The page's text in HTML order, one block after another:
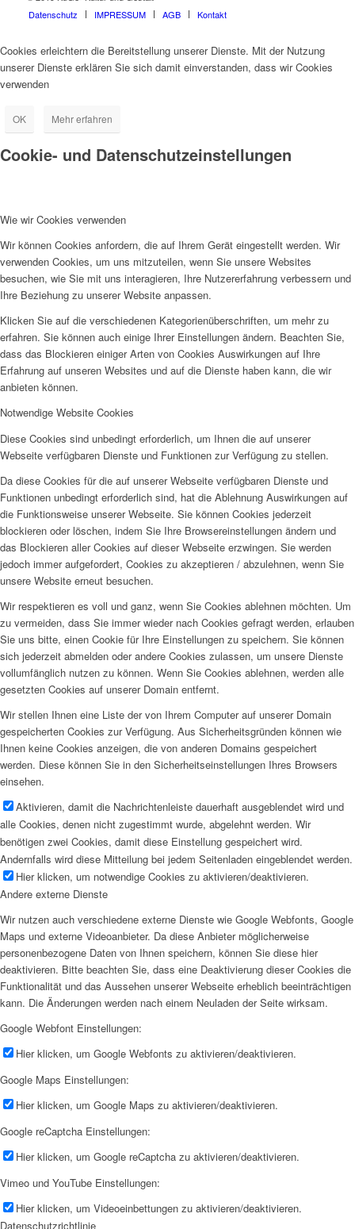
Datenschutz
IMPRESSUM AGB Kontakt
Cookies erleichtern die Bereitstellung unserer Dienste. Mit der Nutzung
unserer Dienste erklären Sie sich damit einverstanden, dass wir Cookies
verwenden
OK Mehr erfahren
Cookie- und Datenschutzeinstellungen
Wie wir Cookies verwenden
Wir können Cookies anfordern, die auf Ihrem Gerät eingestellt werden. Wir
verwenden Cookies, um uns mitzuteilen, wenn Sie unsere Websites
besuchen, wie Sie mit uns interagieren, Ihre Nutzererfahrung verbessern und
Ihre Beziehung zu unserer Website anpassen.
Klicken Sie auf die verschiedenen Kategorienüberschriften, um mehr zu
erfahren. Sie können auch einige Ihrer Einstellungen ändern. Beachten Sie,
dass das Blockieren einiger Arten von Cookies Auswirkungen auf Ihre
Erfahrung auf unseren Websites und auf die Dienste haben kann, die wir
anbieten können.
Notwendige Website Cookies
Diese Cookies sind unbedingt erforderlich, um Ihnen die auf unserer
Webseite verfügbaren Dienste und Funktionen zur Verfügung zu stellen.
Da diese Cookies für die auf unserer Webseite verfügbaren Dienste und
Funktionen unbedingt erforderlich sind, hat die Ablehnung Auswirkungen auf
die Funktionsweise unserer Webseite. Sie können Cookies jederzeit
blockieren oder löschen, indem Sie Ihre Browsereinstellungen ändern und
das Blockieren aller Cookies auf dieser Webseite erzwingen. Sie werden
jedoch immer aufgefordert, Cookies zu akzeptieren / abzulehnen, wenn Sie
unsere Website erneut besuchen.
Wir respektieren es voll und ganz, wenn Sie Cookies ablehnen möchten. Um
zu vermeiden, dass Sie immer wieder nach Cookies gefragt werden, erlauben
Sie uns bitte, einen Cookie für Ihre Einstellungen zu speichern. Sie können
sich jederzeit abmelden oder andere Cookies zulassen, um unsere Dienste
vollumfänglich nutzen zu können. Wenn Sie Cookies ablehnen, werden alle
gesetzten Cookies auf unserer Domain entfernt.
Wir stellen Ihnen eine Liste der von Ihrem Computer auf unserer Domain
gespeicherten Cookies zur Verfügung. Aus Sicherheitsgründen können wie
Ihnen keine Cookies anzeigen, die von anderen Domains gespeichert
werden. Diese können Sie in den Sicherheitseinstellungen Ihres Browsers
einsehen.
Aktivieren, damit die Nachrichtenleiste dauerhaft ausgeblendet wird und
alle Cookies, denen nicht zugestimmt wurde, abgelehnt werden. Wir
benötigen zwei Cookies, damit diese Einstellung gespeichert wird.
Andernfalls wird diese Mitteilung bei jedem Seitenladen eingeblendet werden.
Hier klicken, um notwendige Cookies zu aktivieren/deaktivieren.
Andere externe Dienste
Wir nutzen auch verschiedene externe Dienste wie Google Webfonts, Google
Maps und externe Videoanbieter. Da diese Anbieter möglicherweise
personenbezogene Daten von Ihnen speichern, können Sie diese hier
deaktivieren. Bitte beachten Sie, dass eine Deaktivierung dieser Cookies die
Funktionalität und das Aussehen unserer Webseite erheblich beeinträchtigen
kann. Die Änderungen werden nach einem Neuladen der Seite wirksam.
Google Webfont Einstellungen:
Hier klicken, um Google Webfonts zu aktivieren/deaktivieren.
Google Maps Einstellungen:
Hier klicken, um Google Maps zu aktivieren/deaktivieren.
Google reCaptcha Einstellungen:
Hier klicken, um Google reCaptcha zu aktivieren/deaktivieren.
Vimeo und YouTube Einstellungen:
Hier klicken, um Videoeinbettungen zu aktivieren/deaktivieren.
Datenschutzrichtlinie